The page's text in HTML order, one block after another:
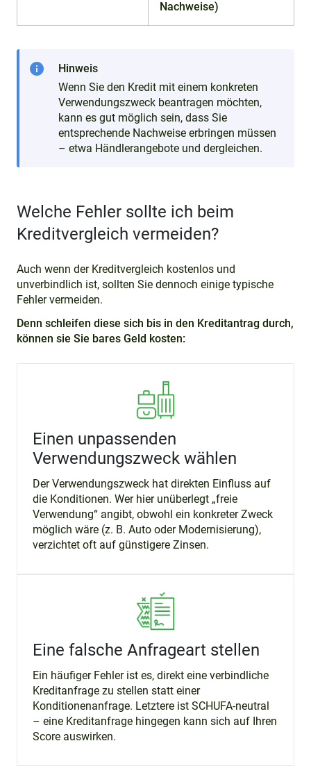
Nachweise)
info
Hinweis
Wenn Sie den Kredit mit einem konkreten
Verwendungszweck beantragen möchten,
kann es gut möglich sein, dass Sie
entsprechende Nachweise erbringen müssen
– etwa Händlerangebote und dergleichen.
Welche Fehler sollte ich beim
Kreditvergleich vermeiden?
Auch wenn der Kreditvergleich kostenlos und
unverbindlich ist, sollten Sie dennoch einige typische
Fehler vermeiden.
Denn schleifen diese sich bis in den Kreditantrag durch,
können sie Sie bares Geld kosten:
Einen unpassenden
Verwendungszweck wählen
Der Verwendungszweck hat direkten Einfluss auf
die Konditionen. Wer hier unüberlegt „freie
Verwendung“ angibt, obwohl ein konkreter Zweck
möglich wäre (z. B. Auto oder Modernisierung),
verzichtet oft auf günstigere Zinsen.
Eine falsche Anfrageart stellen
Ein häufiger Fehler ist es, direkt eine verbindliche
Kreditanfrage zu stellen statt einer
Konditionenanfrage. Letztere ist SCHUFA-neutral
– eine Kreditanfrage hingegen kann sich auf Ihren
Score auswirken.